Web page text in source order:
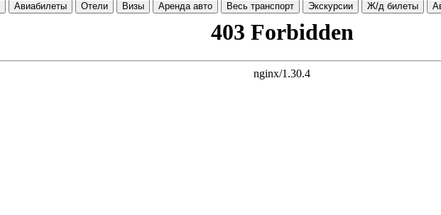
Авиабилеты Отели Визы Аренда авто Весь транспорт Экскурсии Ж/д билеты